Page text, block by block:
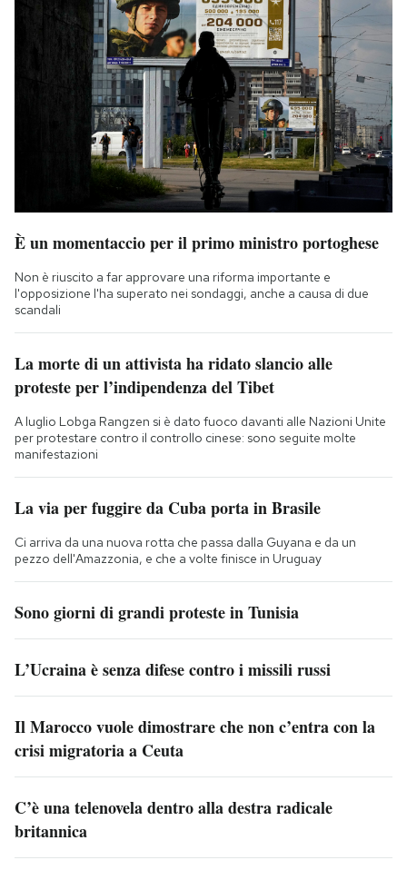
È un momentaccio per il primo ministro portoghese
Non è riuscito a far approvare una riforma importante e
l'opposizione l'ha superato nei sondaggi, anche a causa di due
scandali
La morte di un attivista ha ridato slancio alle
proteste per l’indipendenza del Tibet
A luglio Lobga Rangzen si è dato fuoco davanti alle Nazioni Unite
per protestare contro il controllo cinese: sono seguite molte
manifestazioni
La via per fuggire da Cuba porta in Brasile
Ci arriva da una nuova rotta che passa dalla Guyana e da un
pezzo dell'Amazzonia, e che a volte finisce in Uruguay
Sono giorni di grandi proteste in Tunisia
L’Ucraina è senza difese contro i missili russi
Il Marocco vuole dimostrare che non c’entra con la
crisi migratoria a Ceuta
C’è una telenovela dentro alla destra radicale
britannica